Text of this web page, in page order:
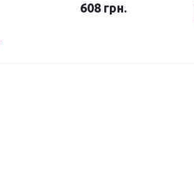
608 грн.